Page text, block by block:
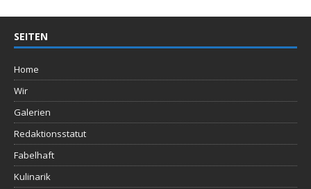
SEITEN
Home
Wir
Galerien
Redaktionsstatut
Fabelhaft
Kulinarik